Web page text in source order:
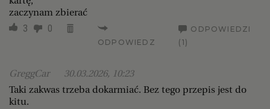
zaczynam zbierać
3 0
ODPOWIEDZ
ODPOWIEDZI
(1)
GreggCar
30.03.2026, 10:23
Taki zakwas trzeba dokarmiać. Bez tego przepis jest do
kitu.